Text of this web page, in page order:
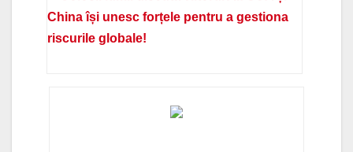
China își unesc forțele pentru a gestiona
riscurile globale!